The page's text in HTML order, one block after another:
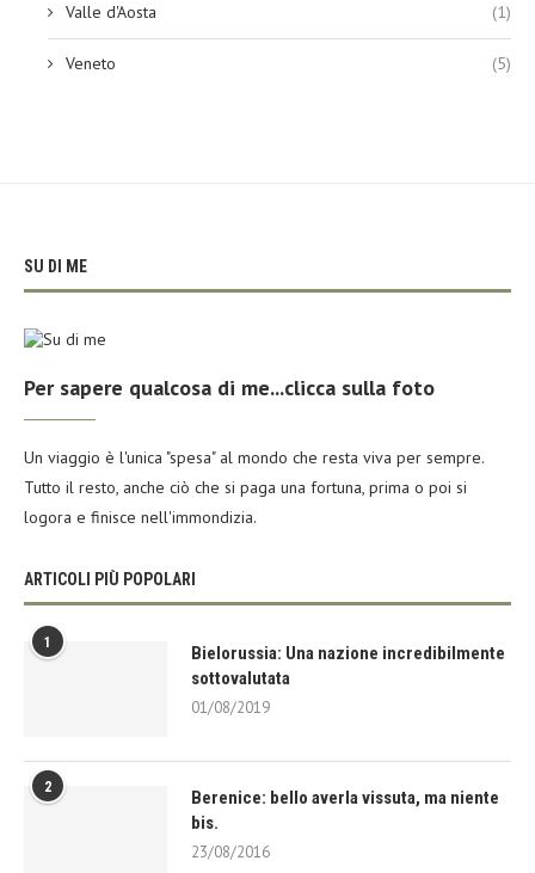
Valle d'Aosta (1)
Veneto (5)
SU DI ME
Per sapere qualcosa di me...clicca sulla foto
Un viaggio è l'unica "spesa" al mondo che resta viva per sempre.
Tutto il resto, anche ciò che si paga una fortuna, prima o poi si
logora e finisce nell'immondizia.
ARTICOLI PIÙ POPOLARI
1
Bielorussia: Una nazione incredibilmente
sottovalutata
01/08/2019
2
Berenice: bello averla vissuta, ma niente
bis.
23/08/2016